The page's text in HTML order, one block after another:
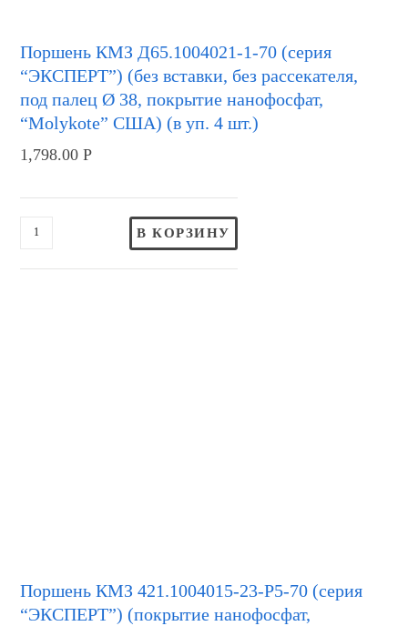
Поршень КМЗ Д65.1004021-1-70 (серия
“ЭКСПЕРТ”) (без вставки, без рассекателя,
под палец Ø 38, покрытие нанофосфат,
“Molykote” США) (в уп. 4 шт.)
1,798.00Р
В КОРЗИНУ
Поршень КМЗ 421.1004015-23-Р5-70 (серия
“ЭКСПЕРТ”) (покрытие нанофосфат,